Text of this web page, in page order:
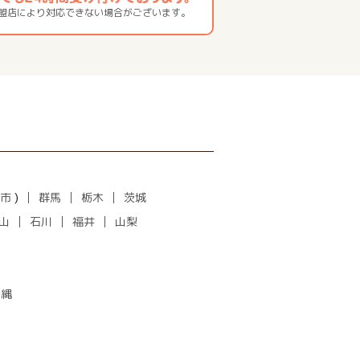
により対応できない場合がございます。
) 群馬 栃木
茨城
石川 福井 山梨